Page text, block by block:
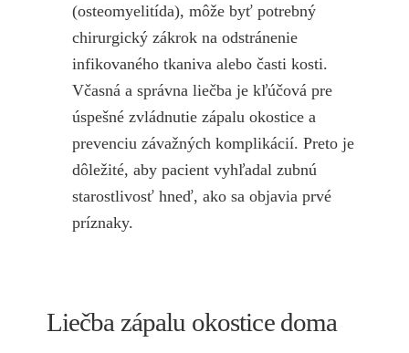
(osteomyelitída), môže byť potrebný
chirurgický zákrok na odstránenie
infikovaného tkaniva alebo časti kosti.
Včasná a správna liečba je kľúčová pre
úspešné zvládnutie zápalu okostice a
prevenciu závažných komplikácií. Preto je
dôležité, aby pacient vyhľadal zubnú
starostlivosť hneď, ako sa objavia prvé
príznaky.
Liečba zápalu okostice doma